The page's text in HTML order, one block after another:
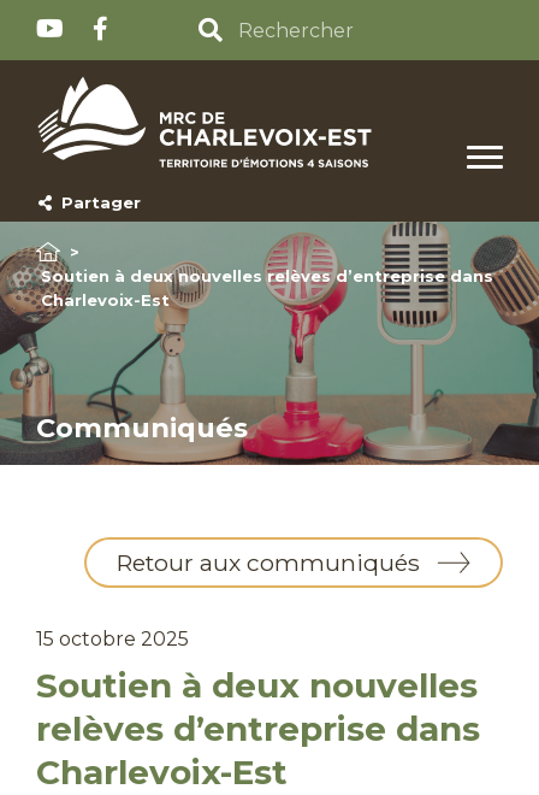
Partager
>
Soutien à deux nouvelles relèves d’entreprise dans
Charlevoix-Est
Communiqués
Retour aux communiqués
15 octobre 2025
Soutien à deux nouvelles
relèves d’entreprise dans
Charlevoix-Est